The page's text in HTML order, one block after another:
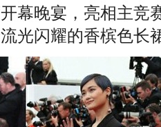
幕晚宴，亮相主竞
光闪耀的香槟色长